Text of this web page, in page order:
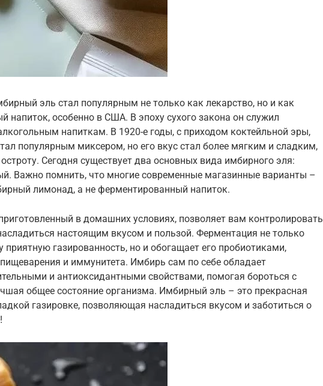
эль стал популярным не только как лекарство, но и как
напиток, особенно в США. В эпоху сухого закона он служил
напиткам. В 1920-е годы, с приходом коктейльной эры,
популярным миксером, но его вкус стал более мягким и сладким,
Сегодня существует два основных вида имбирного эля:
Важно помнить, что многие современные магазинные варианты –
лимонад, а не ферментированный напиток.
в домашних условиях, позволяет вам контролировать
настоящим вкусом и пользой. Ферментация не только
приятную газированность, но и обогащает его пробиотиками,
и иммунитета. Имбирь сам по себе обладает
и антиоксидантными свойствами, помогая бороться с
общее состояние организма. Имбирный эль – это прекрасная
газировке, позволяющая насладиться вкусом и заботиться о